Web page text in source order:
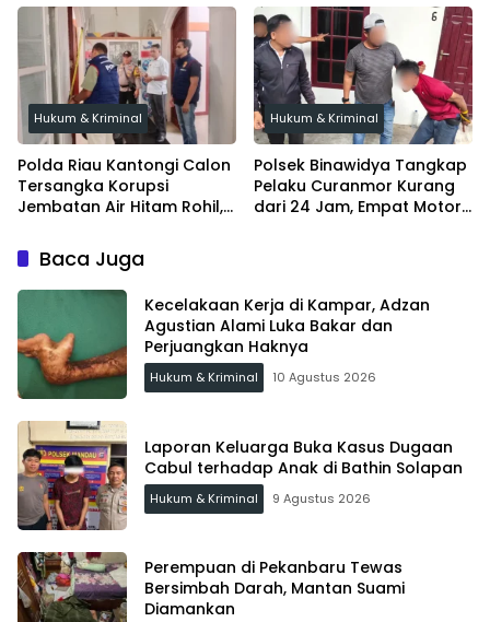
Hukum & Kriminal
Polda Riau Kantongi Calon
Tersangka Korupsi
Jembatan Air Hitam Rohil,
Hukum & Kriminal
Polsek Binawidya Tangkap
Pelaku Curanmor Kurang
dari 24 Jam, Empat Motor
Baca Juga
Kecelakaan Kerja di Kampar, Adzan
Agustian Alami Luka Bakar dan
Perjuangkan Haknya
Hukum & Kriminal 10 Agustus 2026
Laporan Keluarga Buka Kasus Dugaan
Cabul terhadap Anak di Bathin Solapan
Hukum & Kriminal 9 Agustus 2026
Perempuan di Pekanbaru Tewas
Bersimbah Darah, Mantan Suami
Diamankan